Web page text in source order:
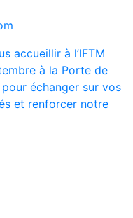
accueillir à l’IFTM
à la Porte de
échanger sur vos
et renforcer notre